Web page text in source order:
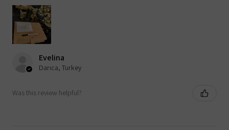
Evelina
Darıca, Turkey
Was this review helpful?